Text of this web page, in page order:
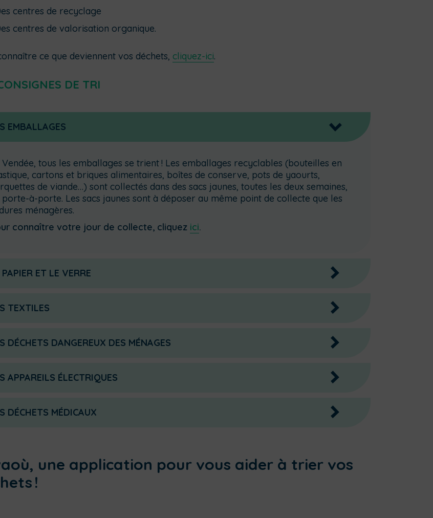
centres de recyclage
centres de valorisation organique.
ce que deviennent vos déchets, cliquez-ici.
DE TRI
>
EMBALLAGES
Vendée, tous les emballages se trient ! Les emballages recyclables (bouteilles en
cartons et briques alimentaires, boîtes de conserve, pots de yaourts,
de viande…) sont collectés dans des sacs jaunes, toutes les deux semaines,
porte-à-porte. Les sacs jaunes sont à déposer au même point de collecte que les
ménagères.
connaître votre jour de collecte, cliquez ici.
>
PAPIER ET LE VERRE
>
TEXTILES
>
DÉCHETS DANGEREUX DES MÉNAGES
>
APPAREILS ÉLECTRIQUES
>
DÉCHETS MÉDICAUX
une application pour vous aider à trier vos
!